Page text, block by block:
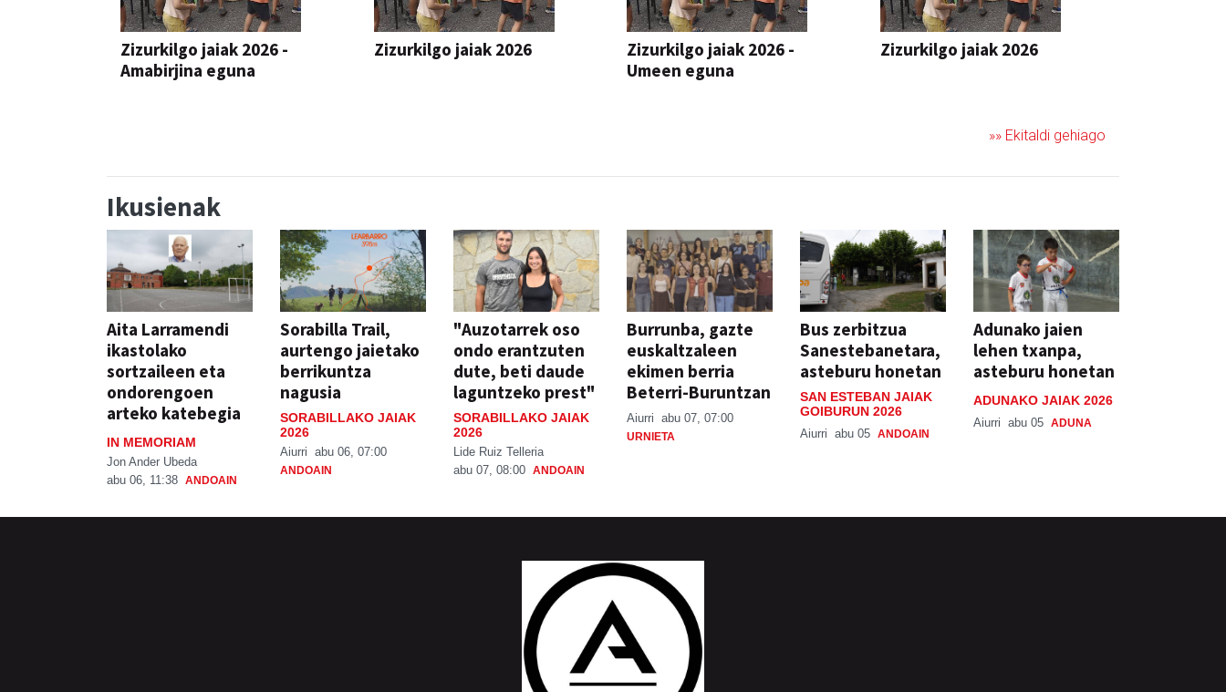
Zizurkilgo jaiak 2026 -
Amabirjina eguna
Zizurkilgo jaiak 2026
Zizurkilgo jaiak 2026 -
Umeen eguna
Zizurkilgo jaiak 2026
»» Ekitaldi gehiago
Ikusienak
Aita Larramendi
ikastolako
sortzaileen eta
ondorengoen
arteko katebegia
IN MEMORIAM
Jon Ander Ubeda
abu 06, 11:38 ANDOAIN
Sorabilla Trail,
aurtengo jaietako
berrikuntza
nagusia
SORABILLAKO JAIAK
2026
Aiurri abu 06, 07:00
ANDOAIN
"Auzotarrek oso
ondo erantzuten
dute, beti daude
laguntzeko prest"
SORABILLAKO JAIAK
2026
Lide Ruiz Telleria
abu 07, 08:00 ANDOAIN
Burrunba, gazte
euskaltzaleen
ekimen berria
Beterri-Buruntzan
Aiurri abu 07, 07:00
URNIETA
Bus zerbitzua
Sanestebanetara,
asteburu honetan
SAN ESTEBAN JAIAK
GOIBURUN 2026
Aiurri abu 05 ANDOAIN
Adunako jaien
lehen txanpa,
asteburu honetan
ADUNAKO JAIAK 2026
Aiurri abu 05 ADUNA